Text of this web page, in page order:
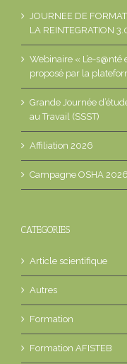
JOURNEE DE
LA REINTEGRATION
Webinaire « L’e-
proposé par la
Grande Journée
au Travail (SSST)
Affiliation 2026
Campagne OSHA
CATEGORIES
Article scientifique
Autres
Formation
Formation AFISTEB